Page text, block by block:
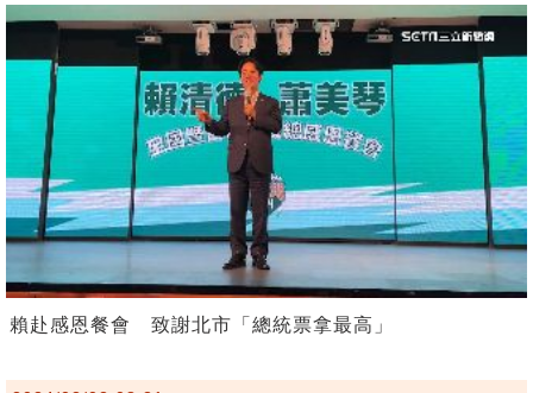
賴赴感恩餐會 致謝北市「總統票拿最高」